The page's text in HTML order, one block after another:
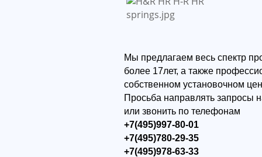
Мы предлагаем весь спектр
более 17лет, а также
собственном установочном
Просьба направлять запросы
или звонить по телефонам
+7(495)997-80-01
+7(495)780-29-35
+7(495)978-63-33